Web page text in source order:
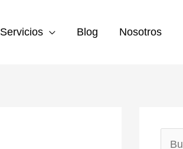
Servicios Blog Nosotros